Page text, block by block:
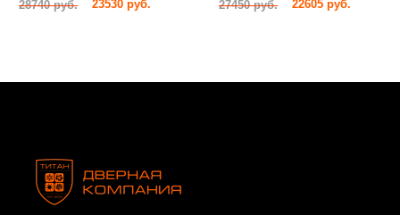
28740 руб. 23530 руб. 27450 руб. 22605 руб.